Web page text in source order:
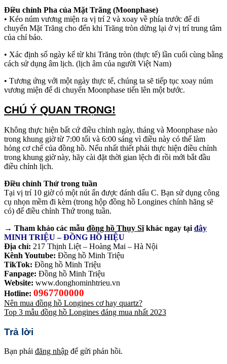
Điều chỉnh Pha của Mặt Trăng (Moonphase)
• Kéo núm vương miện ra vị trí 2 và xoay về phía trước để di
chuyển Mặt Trăng cho đến khi Trăng tròn dừng lại ở vị trí trung tâm
của chỉ báo.
• Xác định số ngày kể từ khi Trăng tròn (thực tế) lần cuối cùng bằng
cách sử dụng âm lịch. (lịch âm của người Việt Nam)
• Tương ứng với một ngày thực tế, chúng ta sẽ tiếp tục xoay núm
vương miện để di chuyển Moonphase tiến lên một bước.
CHÚ Ý QUAN TRỌNG!
Không thực hiện bất cứ điều chỉnh ngày, tháng và Moonphase nào
trong khung giờ từ 7:00 tối và 6:00 sáng vì điều này có thể làm
hỏng cơ chế của đồng hồ. Nếu nhất thiết phải thực hiện điều chỉnh
trong khung giờ này, hãy cài đặt thời gian lệch đi rồi mới bắt đầu
điều chỉnh lịch.
Điều chỉnh Thứ trong tuần
Tại vị trí 10 giờ có một nút ẩn được đánh dấu C. Bạn sử dụng công
cụ nhọn mềm đi kèm (trong hộp đồng hồ Longines chính hãng sẽ
có) để điều chỉnh Thứ trong tuần.
→ Tham khảo các mẫu đồng hồ Thụy Sĩkhác ngay tại đây
MINH TRIỆU – ĐỒNG HỒ HIỆU
Địa chỉ: 217 Thịnh Liệt – Hoàng Mai – Hà Nội
Kênh Youtube: Đồng hồ Minh Triệu
TikTok: Đồng hồ Minh Triệu
Fanpage: Đồng hồ Minh Triệu
Website: www.donghominhtrieu.vn
Hotline: 0967700000
Nên mua đồng hồ Longines cơ hay quartz?
Top 3 mẫu đồng hồ Longines đáng mua nhất 2023
Trả lời
Bạn phải đăng nhập để gửi phản hồi.